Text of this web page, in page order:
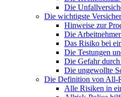
Die
Die wichtigste
Hinweise zur
Die
Das Risiko bei
Die Testungen
Die Gefahr
Die ungewollte
Die Definition von All-
Alle Risiken in